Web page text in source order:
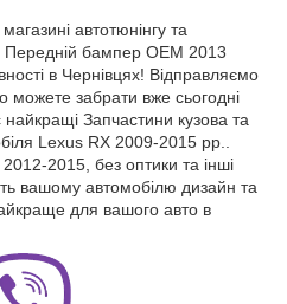
автотюнінгу та
Передній бампер OEM 2013
в Чернівцях! Відправляємо
забрати вже сьогодні
Запчастини кузова та
Lexus RX 2009-2015 рр..
2015, без оптики та інші
вашому автомобілю дизайн та
для вашого авто в